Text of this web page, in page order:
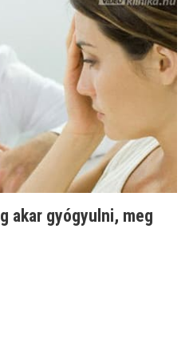
akar gyógyulni, meg